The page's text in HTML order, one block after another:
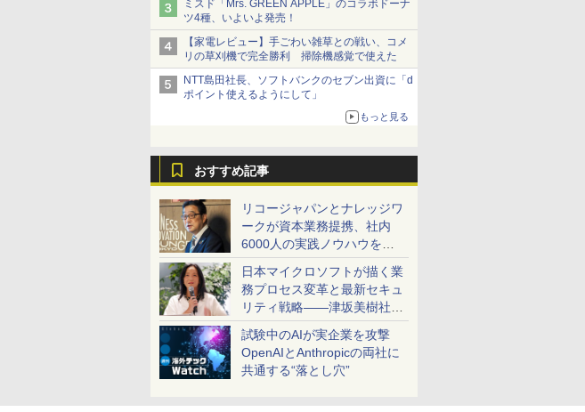
ミスド「Mrs. GREEN APPLE」のコラボドーナ
ツ4種、いよいよ発売！
【家電レビュー】手ごわい雑草との戦い、コメ
リの草刈機で完全勝利 掃除機感覚で使えた
NTT島田社長、ソフトバンクのセブン出資に「d
ポイント使えるようにして」
もっと見る
おすすめ記事
リコージャパンとナレッジワ
ークが資本業務提携、社内
6000人の実践ノウハウを生
かした「AI商談記録 for
RICOH」を展開へ
日本マイクロソフトが描く業
務プロセス変革と最新セキュ
リティ戦略――津坂美樹社長
が2027年度戦略を説明
試験中のAIが実企業を攻撃
OpenAIとAnthropicの両社に
共通する“落とし穴”